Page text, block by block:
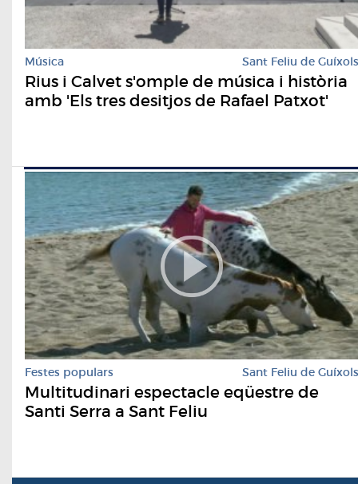
Música Sant Feliu de Guíxols
Rius i Calvet s'omple de música i història
amb 'Els tres desitjos de Rafael Patxot'
Festes populars Sant Feliu de Guíxols
Multitudinari espectacle eqüestre de
Santi Serra a Sant Feliu